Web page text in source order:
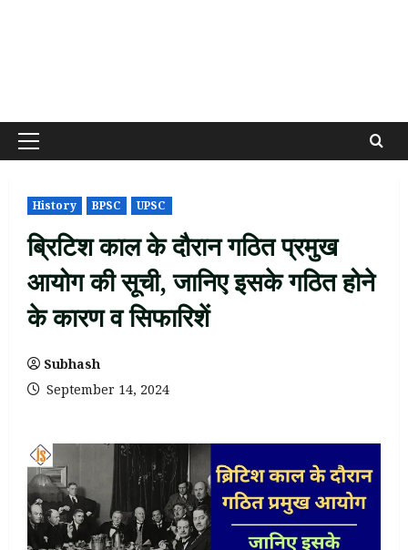
Primary
History BPSC UPSC
ब्रिटिश काल के दौरान गठित प्रमुख
आयोग की सूची, जानिए इसके गठित होने
के कारण व सिफारिशें
Subhash
September 14, 2024